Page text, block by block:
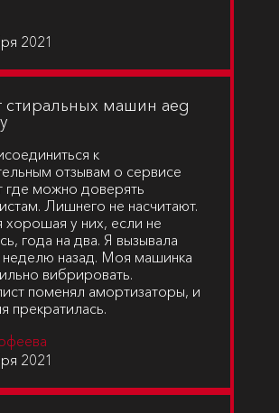
2021
стиральных машин aeg
к
отзывам о сервисе
где можно доверять
Лишнего не насчитают.
хорошая у них, если не
года на два. Я вызывала
неделю назад. Моя машинка
вибрировать.
поменял амортизаторы, и
прекратилась.
2021